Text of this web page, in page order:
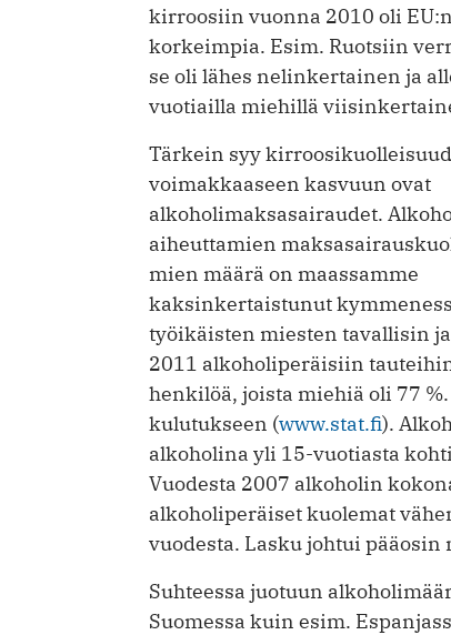
kirroosiin vuonna 2010 oli EU:n
korkeimpia. Esim. Ruotsiin
se oli lähes nelinkertainen ja
vuotiailla miehillä
Tärkein syy
voimakkaaseen kasvuun ovat
alkoholimaksasairaudet.
aiheuttamien
mien määrä on maassamme
kaksinkertaistunut
työikäisten miesten tavallisin
2011 alko­holiperäisiin
henkilöä, joista miehiä oli 77
kulutukseen (www.stat.fi).
alkoholina yli 15-vuotiasta
Vuodesta 2007 alkoholin
alkoholiperäiset kuolemat
vuodesta. Lasku johtui
Suhteessa juotuun
Suomessa kuin esim.